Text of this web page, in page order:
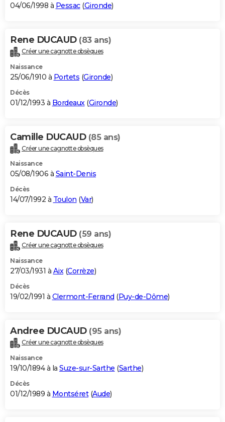
04/06/1998 à Pessac(Gironde)
Rene DUCAUD (83 ans)
Créer une cagnotte obsèques
Naissance
25/06/1910 à Portets (Gironde)
Décès
01/12/1993 à Bordeaux (Gironde)
Camille DUCAUD (85 ans)
Créer une cagnotte obsèques
Naissance
05/08/1906 à Saint-Denis
Décès
14/07/1992 à Toulon (Var)
Rene DUCAUD (59 ans)
Créer une cagnotte obsèques
Naissance
27/03/1931 à Aix(Corrèze)
Décès
19/02/1991 à Clermont-Ferrand (Puy-de-Dôme)
Andree DUCAUD (95 ans)
Créer une cagnotte obsèques
Naissance
19/10/1894 à la Suze-sur-Sarthe (Sarthe)
Décès
01/12/1989 à Montséret(Aude)